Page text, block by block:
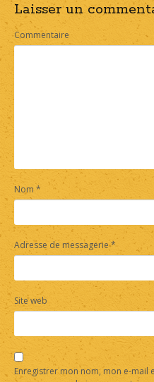
navigation
Laisser un
Commentaire
Nom *
Adresse de messagerie*
Site web
Enregistrer mon nom, mon e-mail